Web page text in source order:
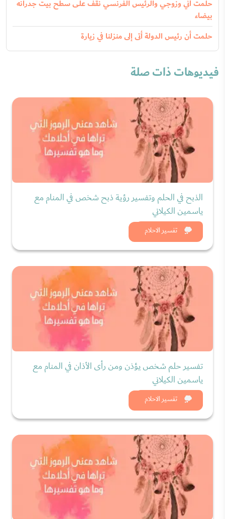
حلمت أني وزوجي والرئيس الفرنسي نقف على سطح بيت جدرانه
بيضاء
حلمت أن رئيس الدولة أتى إلى منزلنا في زيارة
فيديوهات ذات صلة
تفسير الاحلام
الذبح في الحلم وتفسير رؤية ذبح شخص في المنام مع
ياسمين الكيلاني
شاهد الان
تفسير الاحلام
تفسير حلم شخص يؤذن ومن رأى الأذان في المنام مع
ياسمين الكيلاني
شاهد الان